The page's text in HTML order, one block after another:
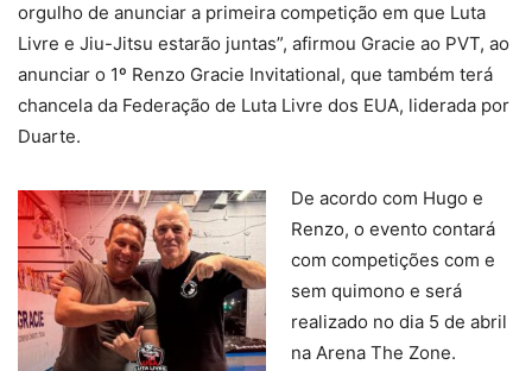
orgulho de anunciar a primeira competição em que Luta
Livre e Jiu-Jitsu estarão juntas”, afirmou Gracie ao PVT, ao
anunciar o 1º Renzo Gracie Invitational, que também terá
chancela da Federação de Luta Livre dos EUA, liderada por
Duarte.
De acordo com Hugo e
Renzo, o evento contará
com competições com e
sem quimono e será
realizado no dia 5 de abril
na Arena The Zone.